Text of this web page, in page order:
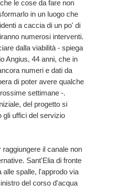
le cose da fare non
in un luogo che
a caccia di un po' di
numerosi interventi.
dalla viabilità - spiega
Angius, 44 anni, che in
numeri e dati da
di poter avere qualche
settimane -.
del progetto si
gli uffici del servizio
raggiungere il canale non
Sant'Elia di fronte
alle spalle, l'approdo via
del corso d'acqua